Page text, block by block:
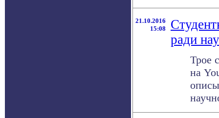
21.10.2016
15:08
ради
Трое
на